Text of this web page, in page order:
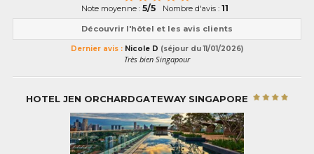
Note moyenne :5/5 Nombre d'avis : 11
Découvrir l'hôtel et les avis clients
Dernier avis : Nicole D (séjour du 11/01/2026)
Très bien Singapour
HOTEL JEN ORCHARDGATEWAY SINGAPORE